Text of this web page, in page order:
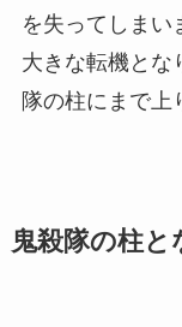
を失ってしまい
大きな転機とな
隊の柱にまで上
鬼殺隊の柱と